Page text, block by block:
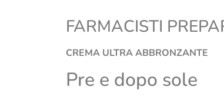
FARMACISTI
CREMA ULTRA ABBRONZANTE
Pre e dopo sole